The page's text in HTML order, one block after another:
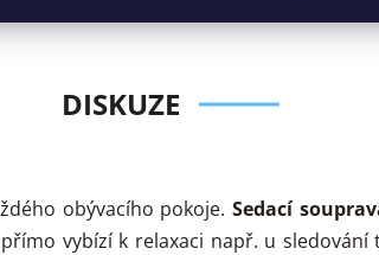
DISKUZE
obývacího pokoje.Sedací
vybízí k relaxaci např. u